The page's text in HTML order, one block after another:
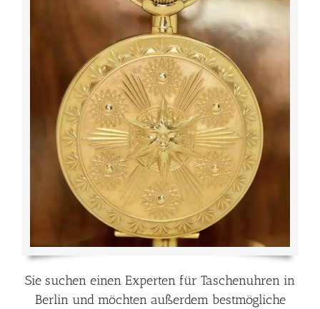
Sie suchen einen Experten für Taschenuhren in
Berlin und möchten außerdem bestmögliche